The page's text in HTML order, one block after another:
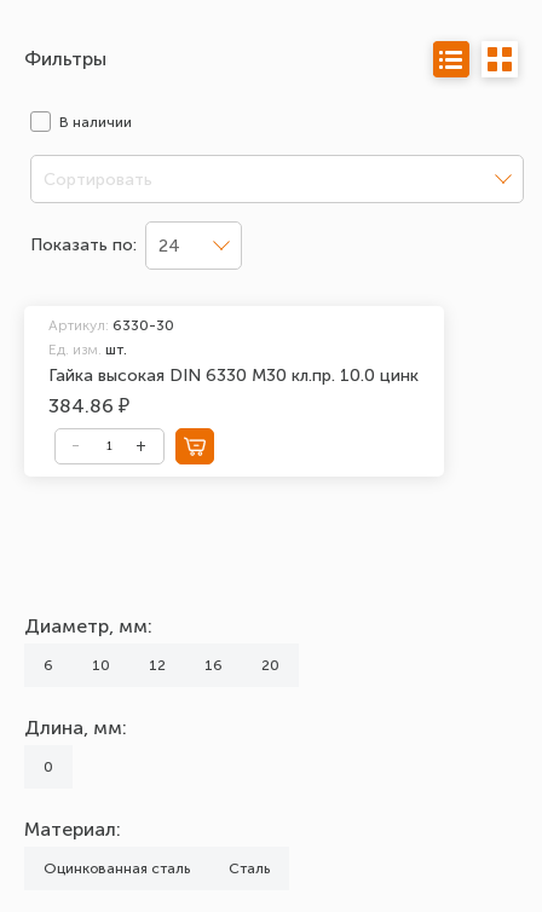
Фильтры
В наличии
Сортировать
Показать по: 24
Гайка высокая DIN 6330 М30 кл.пр. 10.0 цинк
Артикул: 6330-30
Ед. изм. шт.
384.86 ₽
Диаметр, мм:
6 10 12 16 20
Длина, мм:
0
Материал:
Оцинкованная сталь Сталь